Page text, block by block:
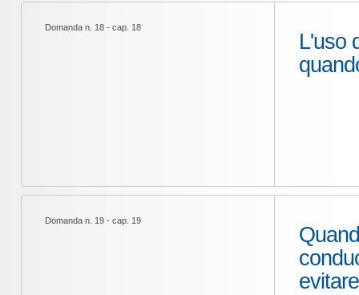
Domanda n. 18 - cap. 18
L'uso
Domanda n. 19 - cap. 19